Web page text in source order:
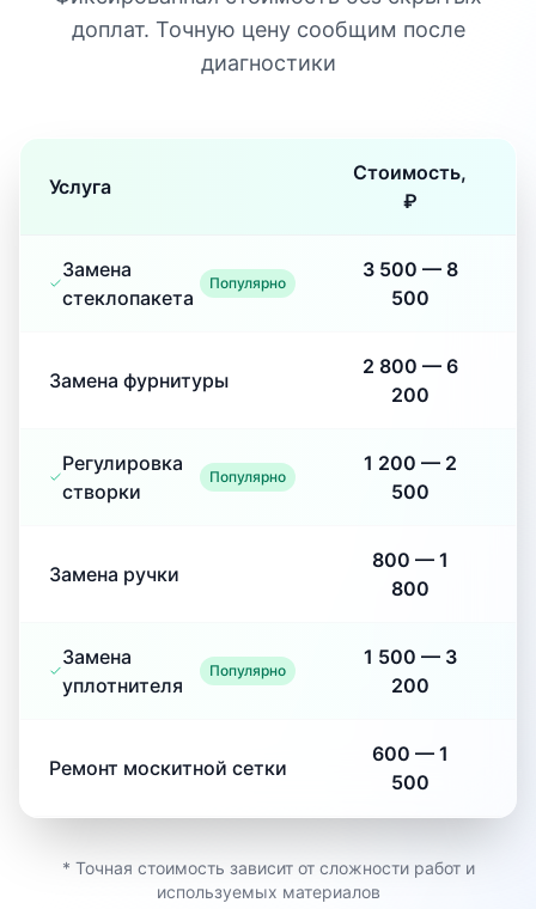
доплат. Точную цену сообщим после
диагностики
Услуга
Стоимость,
₽
Замена
стеклопакета
Популярно
3 500 — 8
500
Замена фурнитуры
2 800 — 6
200
Регулировка
створки
Популярно
1 200 — 2
500
Замена ручки
800 — 1
800
Замена
уплотнителя
Популярно
1 500 — 3
200
Ремонт москитной сетки
600 — 1
500
* Точная стоимость зависит от сложности работ и
используемых материалов